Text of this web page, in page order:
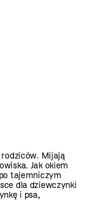
Mijają
Jak okiem
tajemniczym
dla dziewczynki
i psa,